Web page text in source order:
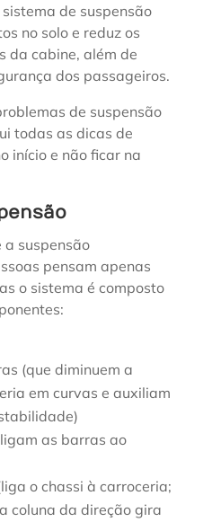
de suspensão
no solo e reduz os
da cabine, além de
dos passageiros.
de suspensão
todas as dicas de
início e não ficar na
a suspensão
pensam apenas
o sistema é composto
(que diminuem a
em curvas e auxiliam
as barras ao
o chassi à carroceria;
coluna da direção gira